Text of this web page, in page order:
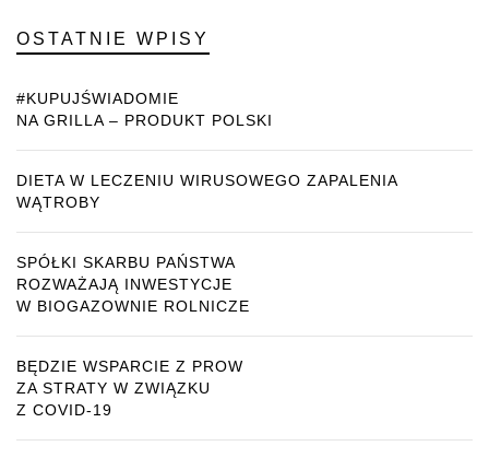
OSTATNIE WPISY
#KUPUJŚWIADOMIE
NA GRILLA – PRODUKT POLSKI
DIETA W LECZENIU WIRUSOWEGO ZAPALENIA
WĄTROBY
SPÓŁKI SKARBU PAŃSTWA
ROZWAŻAJĄ INWESTYCJE
W BIOGAZOWNIE ROLNICZE
BĘDZIE WSPARCIE Z PROW
ZA STRATY W ZWIĄZKU
Z COVID-19